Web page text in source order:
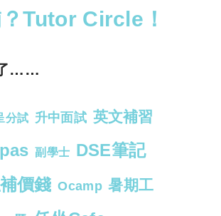
Tutor Circle！
……
分試 升中面試 英文補習
副學士 DSE筆記
價錢 Ocamp 暑期工